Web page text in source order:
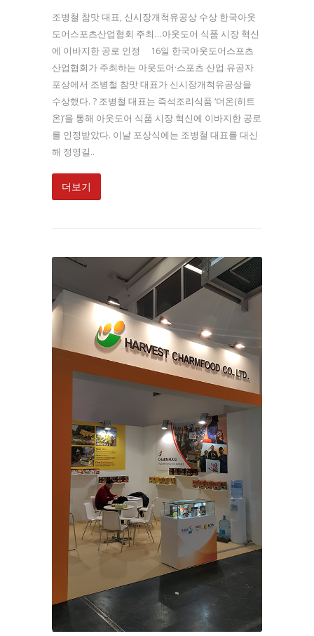
조병철 참맛 대표, 신시장개척유공상 수상 한국아웃
도어스포츠산업협회 주최…아웃도어 식품 시장 혁신
에 이바지한 공로 인정 16일 한국아웃도어스포츠
산업협회가 주최하는 아웃도어·스포츠 산업 유공자
포상에서 조병철 참맛 대표가 신시장개척유공상을
수상했다. ? 조병철 대표는 즉석조리식품 ‘더온(히트
온)’을 통해 아웃도어 식품 시장 혁신에 이바지한 공로
를 인정받았다. 이날 포상식에는 조병철 대표를 대신
해 정영길..
더보기